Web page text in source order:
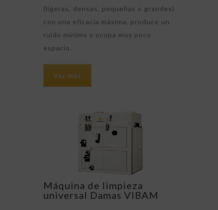
(ligeras, densas, pequeñas o grandes)
con una eficacia máxima, produce un
ruido mínimo y ocupa muy poco
espacio.
Ver más
Máquina de limpieza
universal Damas VIBAM